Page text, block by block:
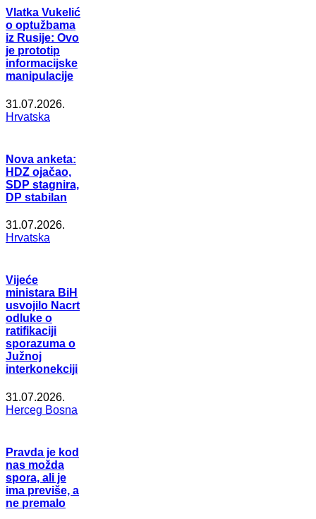
Vlatka Vukelić
o optužbama
iz Rusije: Ovo
je prototip
informacijske
manipulacije
31.07.2026.
Hrvatska
Nova anketa:
HDZ ojačao,
SDP stagnira,
DP stabilan
31.07.2026.
Hrvatska
Vijeće
ministara BiH
usvojilo Nacrt
odluke o
ratifikaciji
sporazuma o
Južnoj
interkonekciji
31.07.2026.
Herceg Bosna
Pravda je kod
nas možda
spora, ali je
ima previše, a
ne premalo